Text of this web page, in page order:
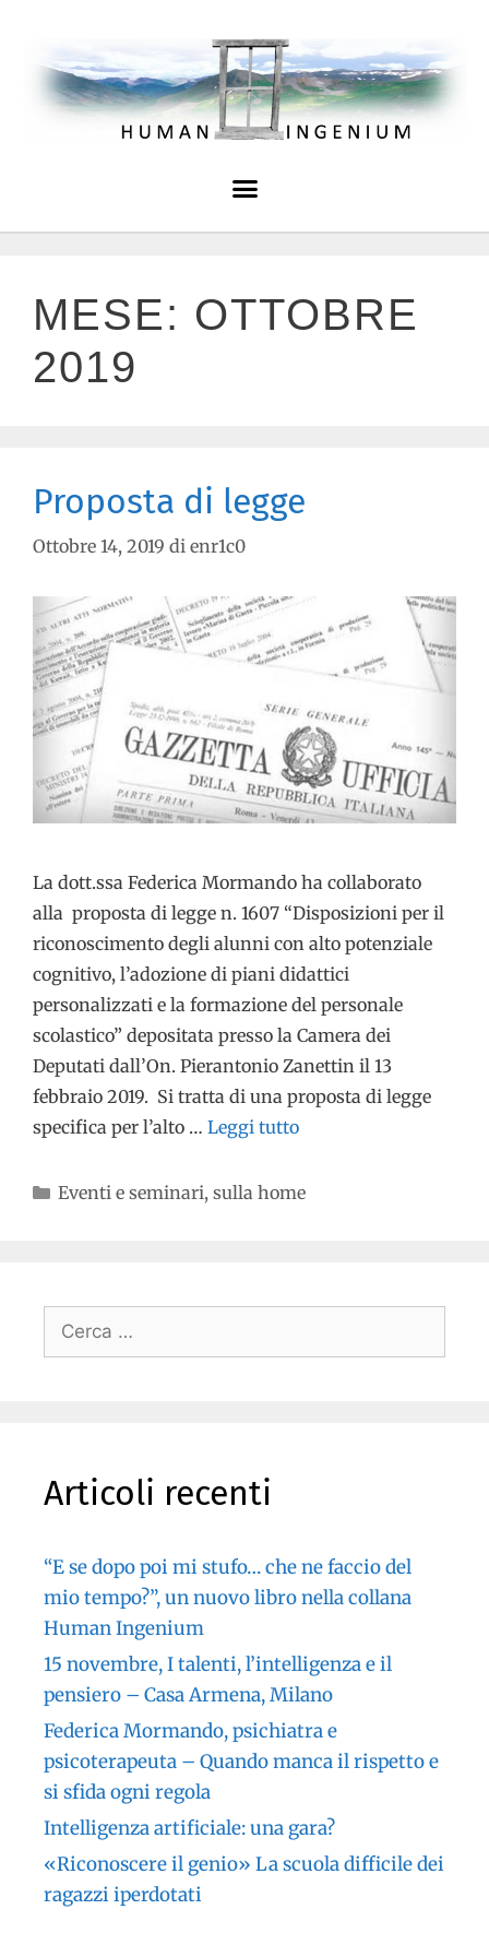
MESE: OTTOBRE
2019
Proposta di legge
Ottobre 14, 2019 di enr1c0
La dott.ssa Federica Mormando ha collaborato
alla proposta di legge n. 1607 “Disposizioni per il
riconoscimento degli alunni con alto potenziale
cognitivo, l’adozione di piani didattici
personalizzati e la formazione del personale
scolastico” depositata presso la Camera dei
Deputati dall’On. Pierantonio Zanettin il 13
febbraio 2019. Si tratta di una proposta di legge
specifica per l’alto … Leggi tutto
Eventi e seminari, sulla home
Articoli recenti
“E se dopo poi mi stufo… che ne faccio del
mio tempo?”, un nuovo libro nella collana
Human Ingenium
15 novembre, I talenti, l’intelligenza e il
pensiero – Casa Armena, Milano
Federica Mormando, psichiatra e
psicoterapeuta – Quando manca il rispetto e
si sfida ogni regola
Intelligenza artificiale: una gara?
«Riconoscere il genio» La scuola difficile dei
ragazzi iperdotati